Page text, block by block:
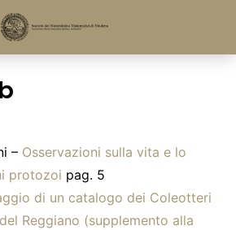
– Osservazioni sulla vita e lo
protozoi pag. 5
di un catalogo dei Coleotteri
Reggiano (supplemento alla